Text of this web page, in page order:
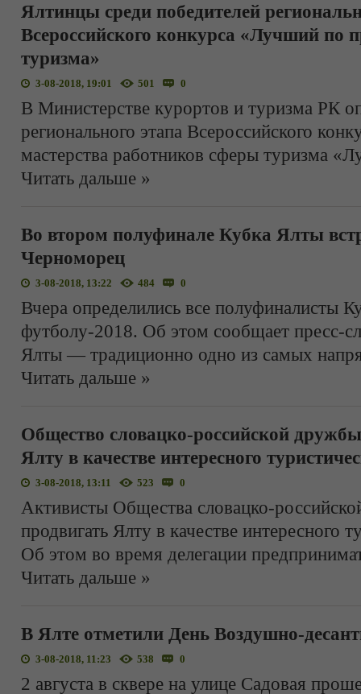
Ялтинцы среди победителей
Всероссийского конкурса «Лучший по
туризма»
3-08-2018, 19:01 501 0
В Министерстве курортов и туризма РК
регионального этапа Всероссийского
мастерства работников сферы туризма
Читать дальше »
Во втором полуфинале Кубка Ялты
Черноморец
3-08-2018, 13:22 484 0
Вчера определились все полуфиналисты
футболу-2018. Об этом сообщает пресс-
Ялты — традиционно одно из самых
Читать дальше »
Общество словацко-российской дружбы
Ялту в качестве интересного
3-08-2018, 13:11 523 0
Активисты Общества словацко-
продвигать Ялту в качестве интересного
Об этом во время делегации
Читать дальше »
В Ялте отметили День Воздушно-
3-08-2018, 11:23 538 0
2 августа в сквере на улице Садовая